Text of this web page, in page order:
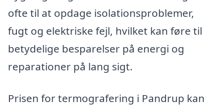
ofte til at opdage isolationsproblemer,
fugt og elektriske fejl, hvilket kan føre til
betydelige besparelser på energi og
reparationer på lang sigt.
Prisen for termografering i Pandrup kan